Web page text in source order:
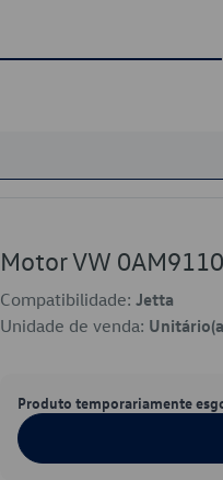
Motor VW
Compatibilidade: Jetta
Unidade de venda:
Produto temporariamente